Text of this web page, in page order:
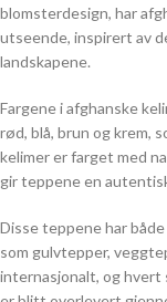
blomsterdesign, har
utseende, inspirert av
landskapene.
Fargene i afghanske
rød, blå, brun og krem,
kelimer er farget med
gir teppene en
Disse teppene har
som gulvtepper,
internasjonalt, og hvert